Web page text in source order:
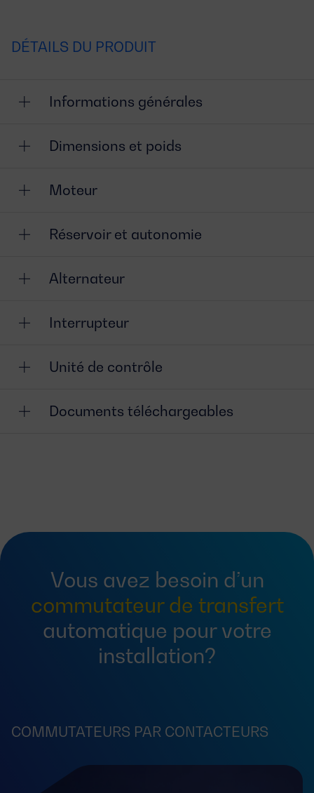
DÉTAILS DU PRODUIT
Informations générales
Dimensions et poids
Moteur
Réservoir et autonomie
Alternateur
Interrupteur
Unité de contrôle
Documents téléchargeables
Vous avez besoin d’un
commutateur de transfert
automatique pour votre
installation?
COMMUTATEURS PAR CONTACTEURS